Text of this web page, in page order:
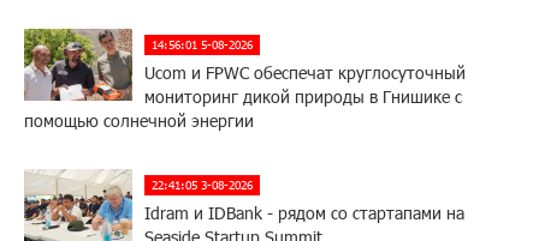
14:56:01 5-08-2026
Ucom и FPWC обеспечат круглосуточный
мониторинг дикой природы в Гнишике с
помощью солнечной энергии
22:41:05 3-08-2026
Idram и IDBank - рядом со стартапами на